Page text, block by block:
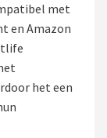
met
en Amazon
het een